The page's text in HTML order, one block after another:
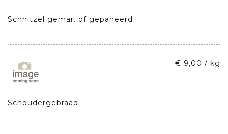
Schnitzel gemar. of gepaneerd
Schoudergebraad
€ 9,00 / kg